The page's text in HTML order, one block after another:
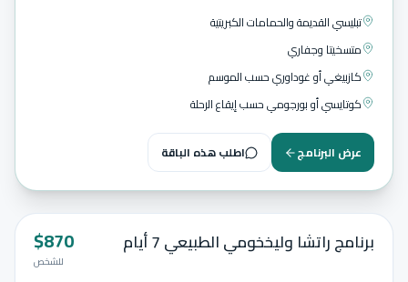
تبليسي القديمة والحمامات الكبريتية
متسخيتا وجفاري
كازبيغي أو غوداوري حسب الموسم
كوتايسي أو بورجومي حسب إيقاع الرحلة
عرض البرنامج اطلب هذه الباقة
7أيام
برنامج راتشا وليخخومي الطبيعي 7 أيام $870
للشخص